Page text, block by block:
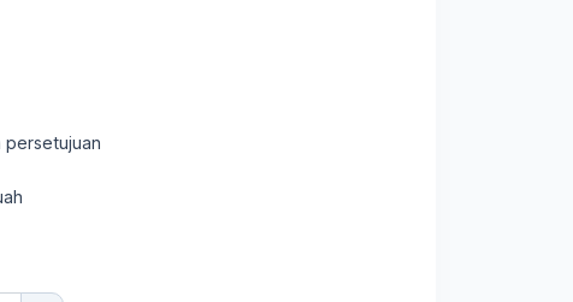
persetujuan